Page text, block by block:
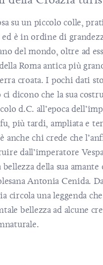
su un piccolo colle,
è in ordine di
del mondo, oltre ad
Roma antica più
croata. I pochi dati
ci dicono che la sua
d.C. all’epoca
più tardi, ampliata e
anche chi crede che
dall’imperatore
della sua amante
Antonia Cenida.
circola una leggenda
bellezza ad alcune